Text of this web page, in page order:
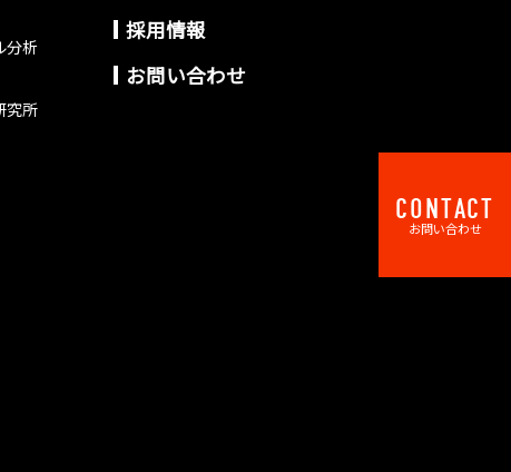
CONTACT
お問い合わせ
分析
究所
採用情報
お問い合わせ